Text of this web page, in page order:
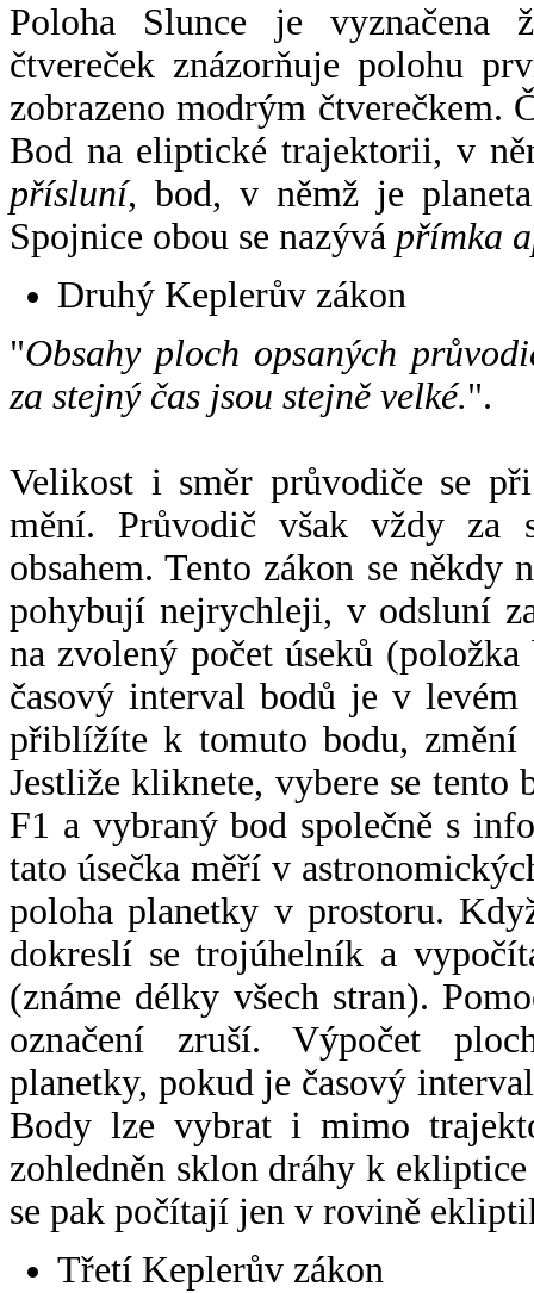
Poloha Slunce je vyznačena
čtvereček znázorňuje polohu
zobrazeno modrým čtverečkem.
Bod na eliptické trajektorii, v
přísluní, bod, v němž je
Spojnice obou se nazývá přímka
Druhý Keplerův zákon
"Obsahy ploch opsaných
za stejný čas jsou stejně velké.".
Velikost i směr průvodiče se
mění. Průvodič však vždy za
obsahem. Tento zákon se někdy
pohybují nejrychleji, v odsluní
na zvolený počet úseků
časový interval bodů je v
přiblížíte k tomuto bodu,
Jestliže kliknete, vybere se tento
F1 a vybraný bod společně s
tato úsečka měří v
poloha planetky v prostoru.
dokreslí se trojúhelník a
(známe délky všech stran).
označení zruší. Výpočet
planetky, pokud je časový
Body lze vybrat i mimo
zohledněn sklon dráhy k
se pak počítají jen v rovině
Třetí Keplerův zákon